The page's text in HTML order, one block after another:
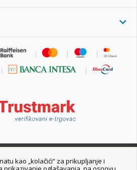
011 6355 550
kao „kolačići“ za prikupljanje i